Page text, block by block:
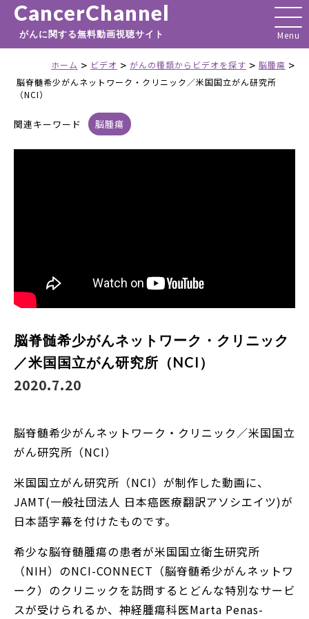
CancerChannel
がんに関する無料動画視聴サイト
ホーム > ビデオ > がんの種類からビデオを探す > 脳腫瘍 >
脳脊髄希少がんネットワーク・クリニック／米国国立がん研究所
（NCI）
関連キーワード 脳腫瘍
脳脊髄希少がんネットワーク・クリニック
／米国国立がん研究所（NCI）
2020.7.20
脳脊髄希少がんネットワーク・クリニック／米国国立
がん研究所（NCI）
米国国立がん研究所（NCI）が制作した動画に、
JAMT(一般社団法人 日本癌医療翻訳アソシエイツ)が
日本語字幕を付けたものです。
希少な脳脊髄腫瘍の患者が米国国立衛生研究所
（NIH）のNCI-CONNECT（脳脊髄希少がんネットワ
ーク）のクリニックを訪問するとどんな特別なサービ
スが受けられるか、神経腫瘍科医Marta Penas-